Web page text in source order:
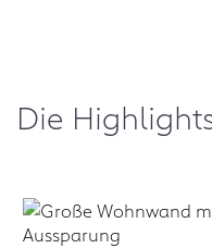
Die